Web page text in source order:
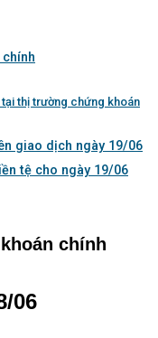
thị trường chứng khoán
giao dịch ngày 19/06
tệ cho ngày 19/06
chính
06